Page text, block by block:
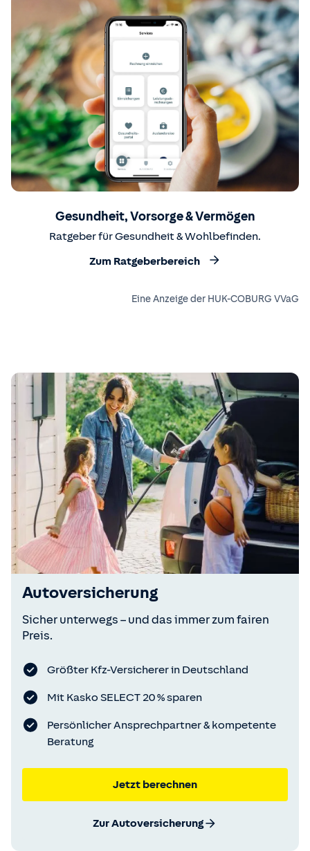
Gesundheit, Vorsorge & Vermögen
Ratgeber für Gesundheit & Wohlbefinden.
Zum Ratgeberbereich
Eine Anzeige der HUK-COBURG VVaG
Autoversicherung
Sicher unterwegs – und das immer zum fairen
Preis.
Größter Kfz-Versicherer in Deutschland
Mit Kasko SELECT 20 % sparen
Persönlicher Ansprechpartner & kompetente
Beratung
Jetzt berechnen
Zur Autoversicherung